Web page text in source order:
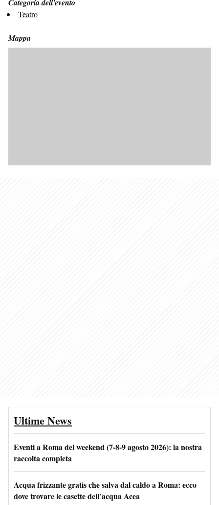
Categoria dell'evento
Teatro
Mappa
Ultime News
Eventi a Roma del weekend (7-8-9 agosto 2026): la nostra
raccolta completa
Acqua frizzante gratis che salva dal caldo a Roma: ecco
dove trovare le casette dell’acqua Acea